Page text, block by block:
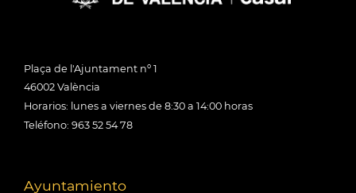
Plaça de l'Ajuntament nº 1
46002 València
Horarios: lunes a viernes de 8:30 a 14:00 horas
Teléfono: 963 52 54 78
Ayuntamiento